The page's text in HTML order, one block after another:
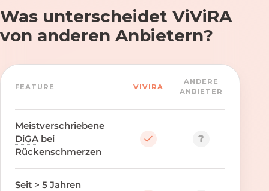
Was unterscheidet ViViRA
von anderen Anbietern?
FEATURE VIVIRA
ANDERE
ANBIETER
Meistverschriebene
DiGA bei
Rückenschmerzen
?
Seit > 5 Jahren